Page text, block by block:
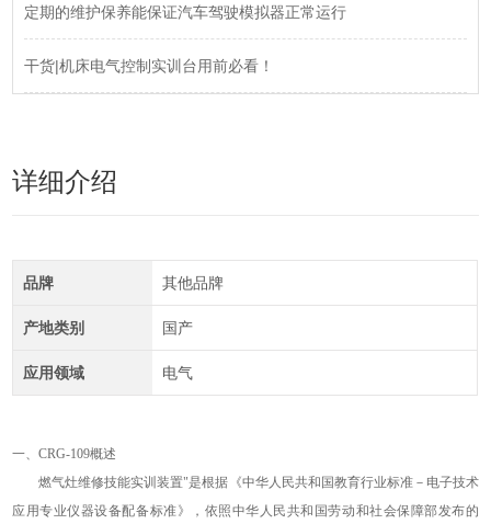
定期的维护保养能保证汽车驾驶模拟器正常运行
干货|机床电气控制实训台用前必看！
详细介绍
品牌 其他品牌
产地类别 国产
应用领域 电气
一、CRG-109概述
燃气灶维修技能实训装置"是根据《中华人民共和国教育行业标准－电子技术
应用专业仪器设备配备标准》，依照中华人民共和国劳动和社会保障部发布的